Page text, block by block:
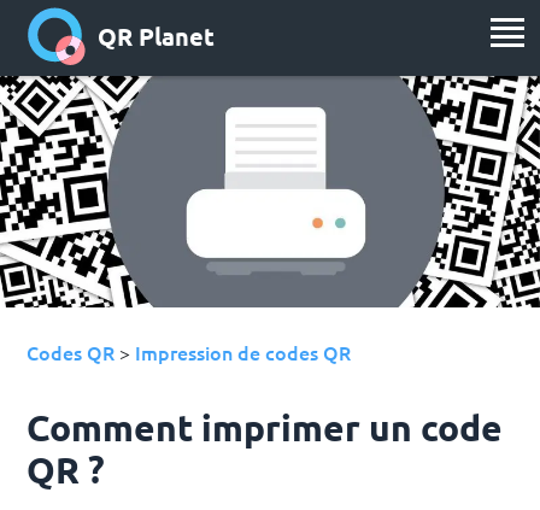
QR Planet
Codes QR > Impression de codes QR
Comment imprimer un code
QR ?